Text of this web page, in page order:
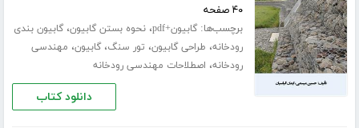
۴۰ صفحه
برچسب‌ها:گابیون+pdf ،نحوه بستن گابیون،گابیون بندی
رودخانه، طراحی گابیون، تور سنگ،گابیون، مهندسی
رودخانه، اصطلاحات مهندسی رودخانه
دانلود کتاب